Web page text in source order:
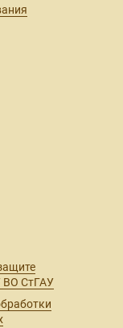
ВО СтГАУ